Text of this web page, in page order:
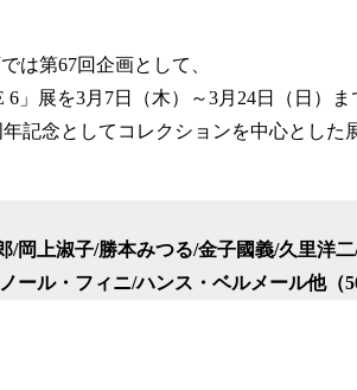
は第67回企画として、
6」展を3月7日（木）～3月24日（日）ま
記念としてコレクションを中心とした
/岡上淑子/勝本みつる/金子國義/久里洋
ール・フィニ/ハンス・ベルメール他（